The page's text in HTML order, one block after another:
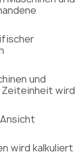
und
wird
wird kalkuliert